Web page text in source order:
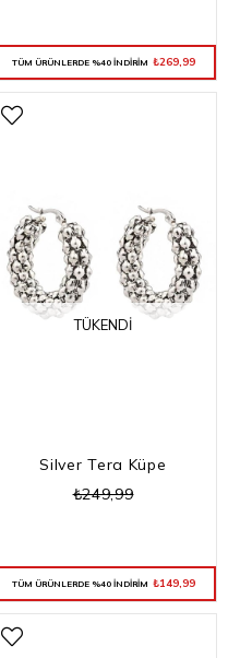
TÜM ÜRÜNLERDE %40 İNDİRİM ₺269,99
TÜKENDI
Silver Tera Küpe
₺249,99
TÜM ÜRÜNLERDE %40 İNDİRİM ₺149,99